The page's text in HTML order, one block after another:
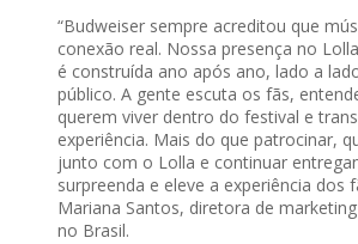
“Budweiser sempre acreditou que
conexão real. Nossa presença no
é construída ano após ano, lado a
público. A gente escuta os fãs,
querem viver dentro do festival e
experiência. Mais do que patrocinar,
junto com o Lolla e continuar
surpreenda e eleve a experiência dos
Mariana Santos, diretora de
no Brasil.